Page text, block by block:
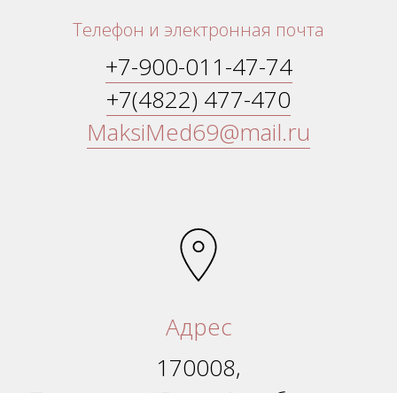
Телефон и электронная почта
+7-900-011-47-74
+7(4822) 477-470
MaksiMed69@mail.ru
Адрес
170008,